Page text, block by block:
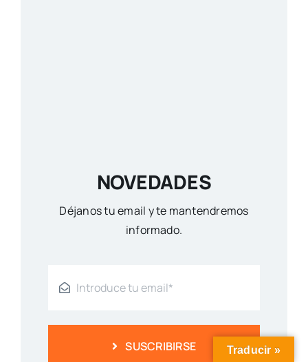
NOVEDADES
Déjanos tu email y te mantendremos
informado.
SUSCRIBIRSE Traducir »